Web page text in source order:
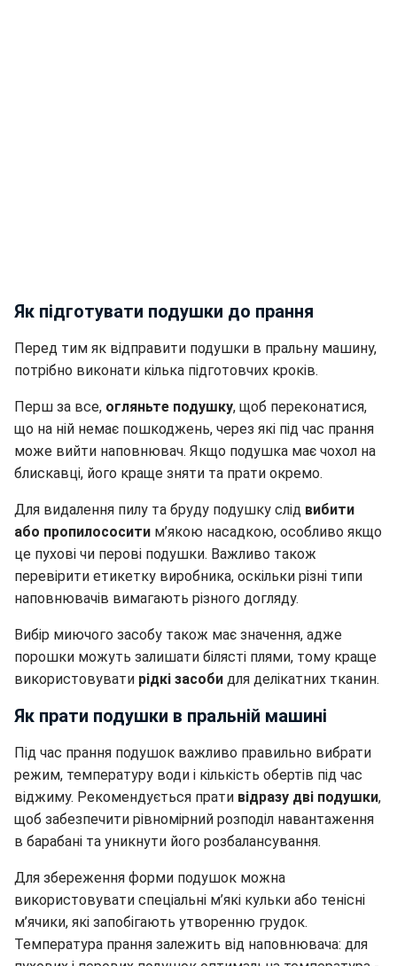
Перед тим як відправити подушки в пральну машину,
Перш за все,огляньте подушку, щоб переконатися,
може вийти наповнювач. Якщо подушка має чохол на
блискавці, його краще зняти та прати окремо.
Для видалення пилу та бруду подушку слідвибити
це пухові чи перові подушки. Важливо також
перевірити етикетку виробника, оскільки різні типи
наповнювачів вимагають різного догляду.
Вибір миючого засобу також має значення, адже
використовуватирідкі засобидля делікатних тканин.
Як прати подушки в пральній машині
Під час прання подушок важливо правильно вибрати
віджиму. Рекомендується прати відразу дві подушки
щоб забезпечити рівномірний розподіл навантаження
в барабані та уникнути його розбалансування.
Для збереження форми подушок можна
м’ячики, які запобігають утворенню грудок.
Температура прання залежить від наповнювача: для
пухових і перових подушок оптимальна температура -
не більше 40°C.